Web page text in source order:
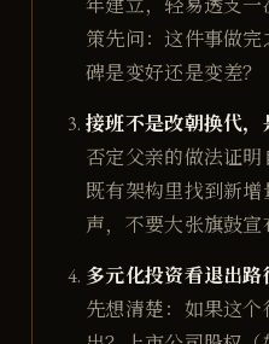
年建立，轻易透支
策先问：这件事做
碑是变好还是变差？
接班不是改朝换代，
否定父亲的做法证
既有架构里找到新
声，不要大张旗鼓宣
多元化投资看退出路
先想清楚：如果这